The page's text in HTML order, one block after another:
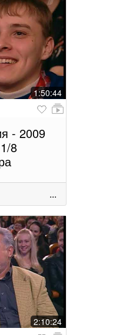
1:50:44
- 2009
8
...
2:10:24